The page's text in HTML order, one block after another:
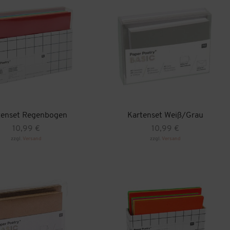
Regenbogen
10,99 €
zzgl. Versand
Kartenset Weiß/Grau
10,99 €
zzgl. Versand